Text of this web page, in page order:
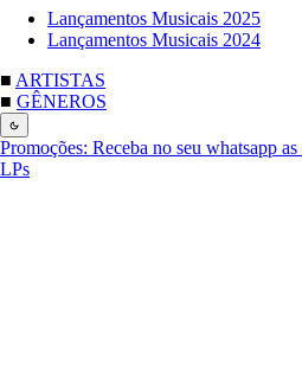
Lançamentos Musicais 2025
Lançamentos Musicais 2024
■ ARTISTAS
■ GÊNEROS
Promoções: Receba no seu whatsapp
LPs